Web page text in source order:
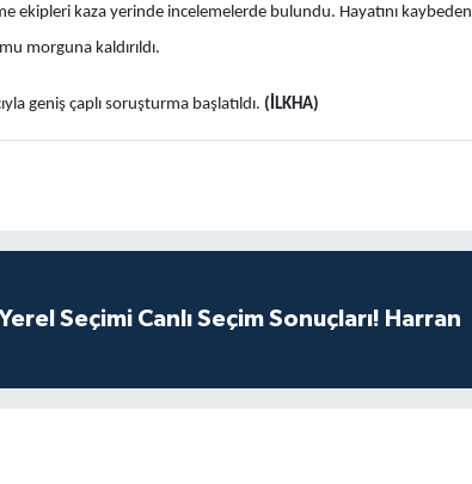
ekipleri kaza yerinde incelemelerde bulundu. Hayatını kaybeden
morguna kaldırıldı.
geniş çaplı soruşturma başlatıldı. (İLKHA)
Seçimi Canlı Seçim Sonuçları! Harran